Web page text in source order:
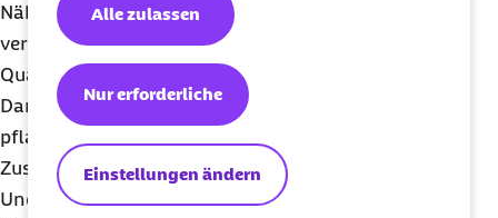
Einstellungen ändern
Nur erforderliche
Alle zulassen
Nährstoffmängel vermieden werden. Milchsauer
vergorene Lebensmittel wie stichfester Joghurt,
Quark, Buttermilch und Kefir fördern die
Darmgesundheit. Hier ist es häufig schwierig,
pflanzliche Alternativen mit gleichgünstiger
Zusammensetzung zu finden.
Und wie steht es um das beliebte